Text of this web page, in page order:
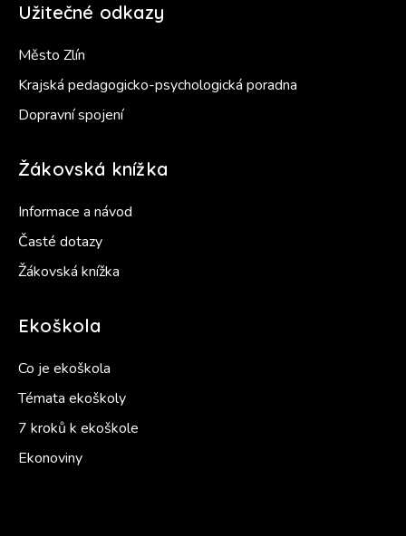
Užitečné odkazy
Město Zlín
Krajská pedagogicko-psychologická poradna
Dopravní spojení
Žákovská knížka
Informace a návod
Časté dotazy
Žákovská knížka
Ekoškola
Co je ekoškola
Témata ekoškoly
7 kroků k ekoškole
Ekonoviny